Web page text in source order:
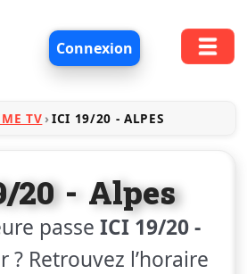
Connexion
TV ICI 19/20 - ALPES
20 - Alpes
passe ICI 19/20 -
? Retrouvez l’horaire